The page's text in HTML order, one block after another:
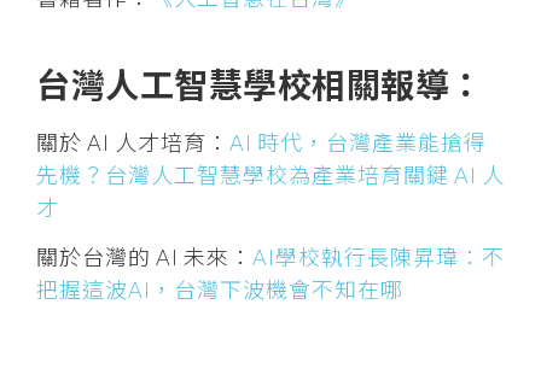
台灣人工智慧學校相關報導：
關於 AI 人才培育： AI 時代，台灣產業能搶得
先機？台灣人工智慧學校為產業培育關鍵 AI 人
才
關於台灣的 AI 未來： AI學校執行長陳昇瑋：不
把握這波AI，台灣下波機會不知在哪